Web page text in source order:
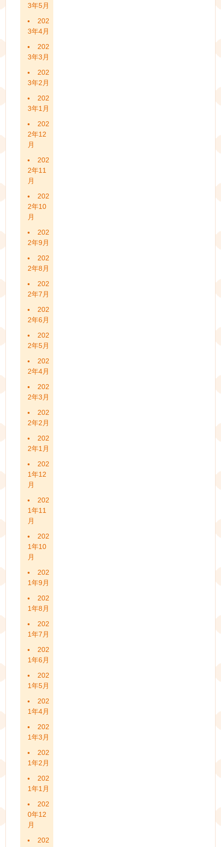
3年5月
202
3年4月
202
3年3月
202
3年2月
202
3年1月
202
2年12
月
202
2年11
月
202
2年10
月
202
2年9月
202
2年8月
202
2年7月
202
2年6月
202
2年5月
202
2年4月
202
2年3月
202
2年2月
202
2年1月
202
1年12
月
202
1年11
月
202
1年10
月
202
1年9月
202
1年8月
202
1年7月
202
1年6月
202
1年5月
202
1年4月
202
1年3月
202
1年2月
202
1年1月
202
0年12
月
202